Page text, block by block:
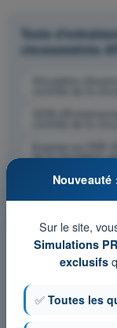
Tests
chronométrés
Simulation
QCM
Examen en PDF
de la circulation
Sur le site,
Simulations
exclusifs
✅ Toutes les